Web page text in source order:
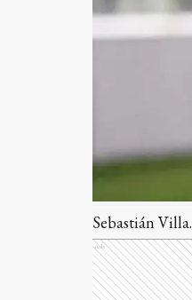
Sebastián Villa.
Ads